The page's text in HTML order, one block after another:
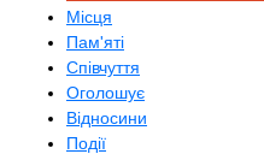
Місця
Пам'яті
Співчуття
Оголошує
Відносини
Події